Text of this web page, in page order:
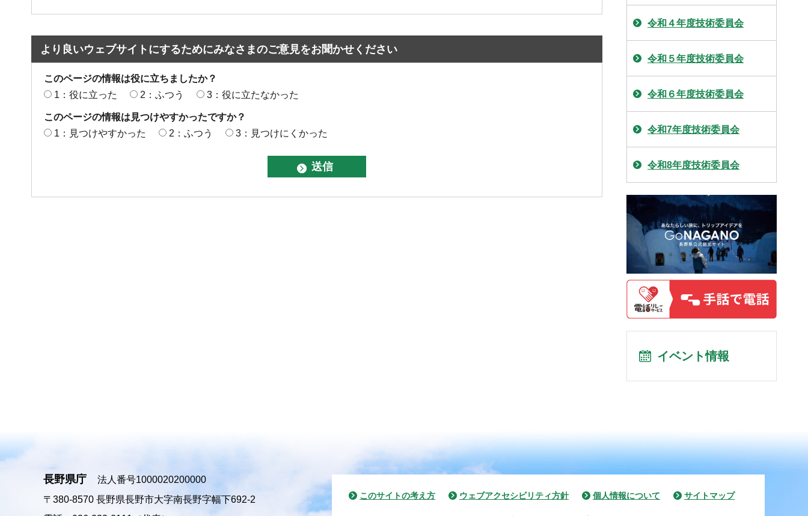
より良いウェブサイトにするためにみなさまのご意見をお聞かせください
このページの情報は役に立ちましたか？
1：役に立った
2：ふつう 3：役に立たなかった
このページの情報は見つけやすかったですか？
1：見つけやすかった
2：ふつう 3：見つけにくかった
令和４年度技術委員会
令和５年度技術委員会
令和６年度技術委員会
令和7年度技術委員会
令和8年度技術委員会
イベント情報
長野県庁
法人番号1000020200000
〒380-8570 長野県長野市大字南長野字幅下692-2
このサイトの考え方 ウェブアクセシビリティ方針 個人情報について サイトマップ